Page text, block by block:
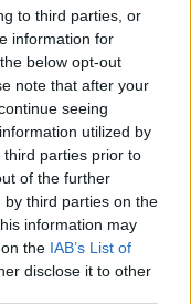
to third parties, or
information for
below opt-out
note that after your
seeing
utilized by
parties prior to
of the further
third parties on the
information may
the IAB’s List of
disclose it to other
vásárolt
Bank, mint
A tranzakció
lévő saját
változott, a saját
3,6...